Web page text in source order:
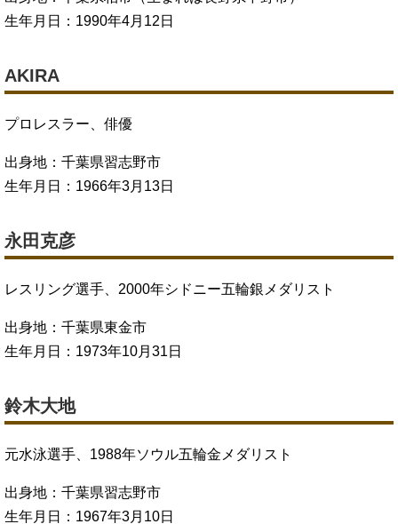
生年月日：1990年4月12日
AKIRA
プロレスラー、俳優
出身地：千葉県習志野市
生年月日：1966年3月13日
永田克彦
レスリング選手、2000年シドニー五輪銀メダリスト
出身地：千葉県東金市
生年月日：1973年10月31日
鈴木大地
元水泳選手、1988年ソウル五輪金メダリスト
出身地：千葉県習志野市
生年月日：1967年3月10日